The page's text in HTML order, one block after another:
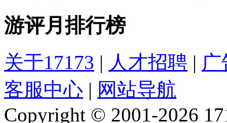
游评月排行榜
关于17173 | 人才招聘 |
客服中心 | 网站导航
Copyright © 2001-2026